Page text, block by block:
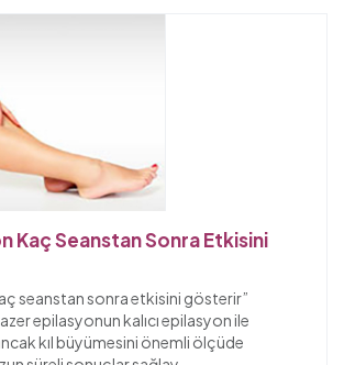
Kaç Seanstan Sonra Etkisini
seanstan sonra etkisini gösterir”
epilasyonun kalıcı epilasyon ile
kıl büyümesini önemli ölçüde